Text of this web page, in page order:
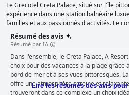
Le Grecotel Creta Palace, situé sur l'île
expérience dans une station balnéaire
familles et aux passionnés d'activités. Le
de bungalows uniques, des jardins et une
dont une place de village crétois
grand nombre d'aménagements tels que
jardins tropicaux, des piscines intérieures
restauration exceptionnelles, des activités
qu'une salle de sport et un spa bien
adapté aux familles, avec différentes
Résumé des avis
Résumé par IA
Dans l'ensemble, le Creta Palace, A
choix pour des vacances à la plage grâce
bord de mer et à ses vues pittoresques.
offre une atmosphère sereine et
trouveront dans ce complexe un choix
Lire les résumés des avis